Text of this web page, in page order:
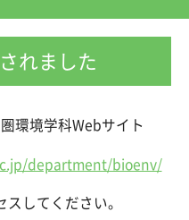
れました
環境学科Webサイト
department/bioenv/
してください。